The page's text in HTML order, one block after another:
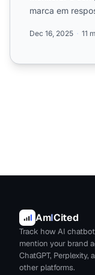
marca em
Dec 16, 2025 11
AmICited
Track how AI
mention your brand
ChatGPT, Perplexity,
other platforms.